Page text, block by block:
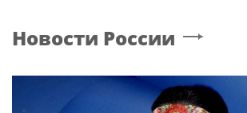
Новости России